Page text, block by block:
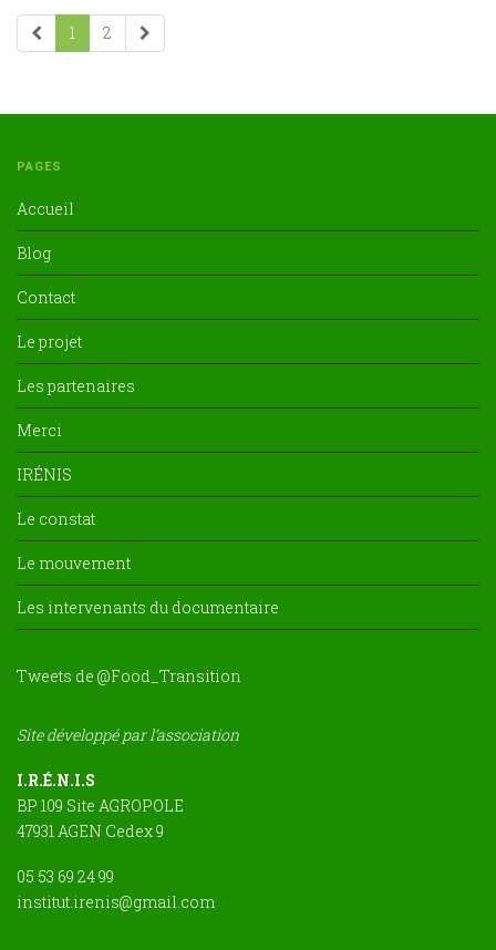
1 2
PAGES
Accueil
Blog
Contact
Le projet
Les partenaires
Merci
IRÉNIS
Le constat
Le mouvement
Les intervenants du documentaire
Tweets de @Food_Transition
Site développé par l’association
I.R.É.N.I.S
BP 109 Site AGROPOLE
47931 AGEN Cedex 9
05 53 69 24 99
institut.irenis@gmail.com